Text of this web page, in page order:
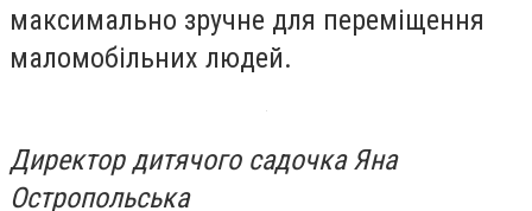
максимально зручне для переміщення
маломобільних людей.
Директор дитячого садочка Яна
Остропольська